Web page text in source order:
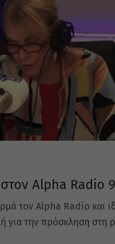
Alpha Radio
τον Alpha Radio και
για την πρόσκληση στη